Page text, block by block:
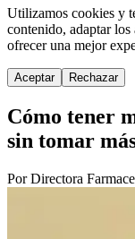
Utilizamos cookies y
contenido, adaptar
ofrecer una mejor
Aceptar Rechazar
Cómo tener
sin tomar
Por Directora